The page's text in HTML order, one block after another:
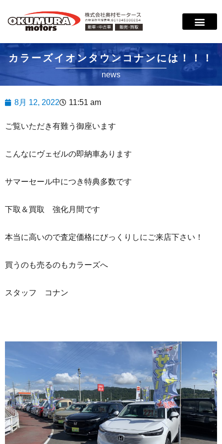
カラーズイオンタウンコナンには！！！
news
8月 12, 2022 11:51 am
ご覧いただき有難う御座います
こんなにヴェゼルの即納車あります
サマーセール中につき特典多数です
下取＆買取 強化月間です
本当に高いので査定価格にびっくりしにご来店下さい！
買うのも売るのもカラーズへ
スタッフ コナン